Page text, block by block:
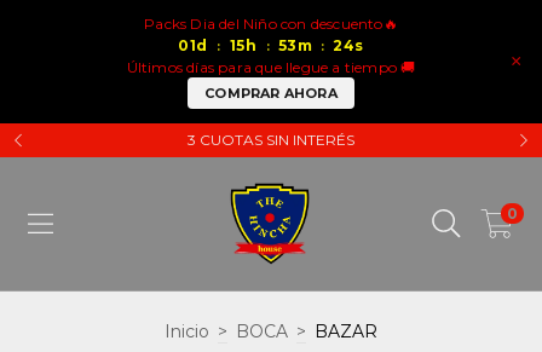
×
Packs Dia del Niño con descuento🔥
01d : 15 h : 53 m : 24s
Últimos días para que llegue a tiempo 🚚
COMPRAR AHORA
3 CUOTAS SIN INTERÉS
0
Inicio > BOCA > BAZAR